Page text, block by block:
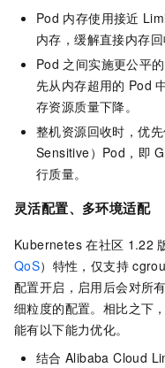
Pod 内存使用接近
内存，缓解直接内存回
Pod 之间实施更公平
先从内存超用的 Pod
存资源质量下降。
整机资源回收时，优
Sensitive）Pod，即
行质量。
灵活配置、多环境适配
Kubernetes 在社区 1.22
QoS）特性，仅支持
配置开启，启用后会对所
细粒度的配置。相比之下，
能有以下能力优化。
结合 Alibaba Cloud